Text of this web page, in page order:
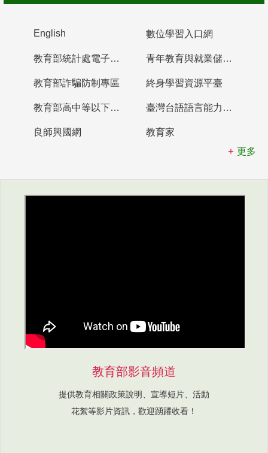
English 數位學習入口網
教育部統計處電子書櫃 青年教育與就業儲蓄帳戶
教育部詐騙防制專區 終身學習資源平臺
教育部高中等以下學校及幼兒園教師資格檢定考試 臺灣台語語言能力認證網站
良師興國網
教育家
更多
教育部影音頻道
提供教育相關政策說明、宣導短片、活動
花絮等影片資訊，歡迎踴躍收看！